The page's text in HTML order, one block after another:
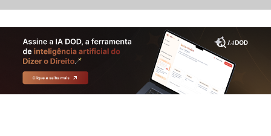
JURISPRUDÊNCIA COMENTADA
INFORMATIVOS COMENTADOS